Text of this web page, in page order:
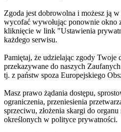
Zgoda jest dobrowolna i możesz ją
wycofać wywołując ponownie okno
kliknięcie w link "Ustawienia
każdego serwisu.
Pamiętaj, że udzielając zgody Twoje
przekazywane do naszych
tj. z państw spoza Europejskiego
Masz prawo żądania dostępu,
ograniczenia, przeniesienia
sprzeciwu, złożenia skargi do organu
określonych w polityce prywatności.